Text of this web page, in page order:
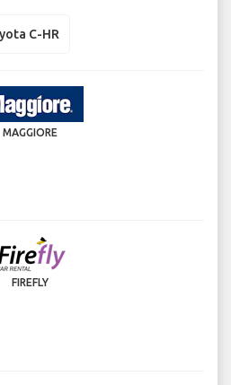
C-HR
MAGGIORE
FIREFLY